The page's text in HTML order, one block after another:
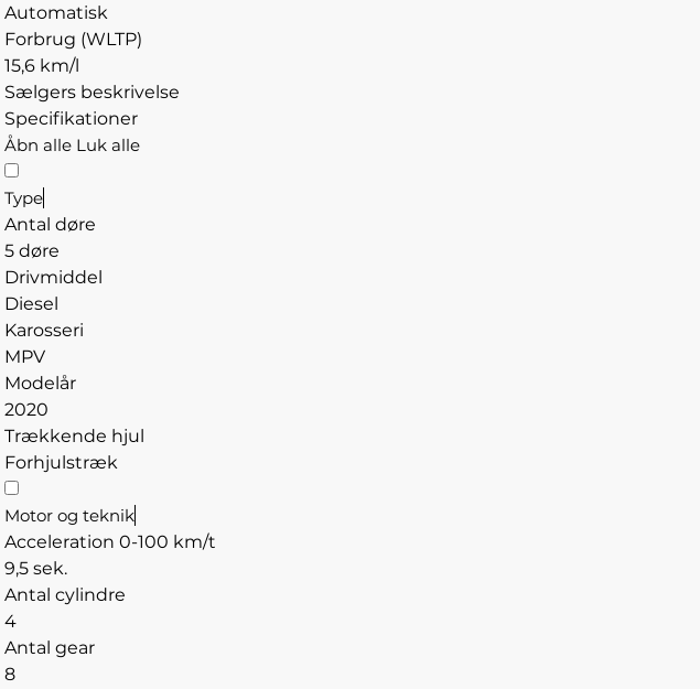
Automatisk
Forbrug (WLTP)
15,6 km/l
Sælgers beskrivelse
Specifikationer
Åbn alle Luk alle
Type
Antal døre
5 døre
Drivmiddel
Diesel
Karosseri
MPV
Modelår
2020
Trækkende hjul
Forhjulstræk
Motor og teknik
Acceleration 0-100 km/t
9,5 sek.
Antal cylindre
4
Antal gear
8